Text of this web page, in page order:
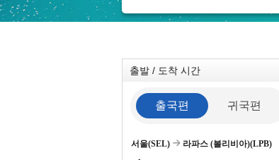
출발 / 도착 시간
출국편 귀국편
서울(SEL) 라파스 (볼리비아)(LPB)